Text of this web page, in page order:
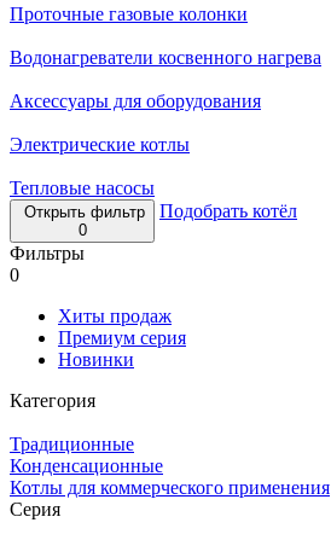
Проточные газовые колонки
Водонагреватели косвенного нагрева
Аксессуары для оборудования
Электрические котлы
Тепловые насосы
Открыть фильтр
0
Подобрать котёл
Фильтры
0
Хиты продаж
Премиум серия
Новинки
Категория
Традиционные
Конденсационные
Котлы для коммерческого применения
Серия